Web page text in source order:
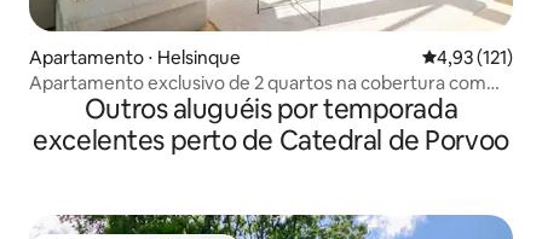
Apartamento ⋅ Helsinque 4,93 de uma
4,93 (121)
Apartamento exclusivo de 2 quartos na cobertura com
sauna, 85 m²Outros aluguéis por temporada
excelentes perto de Catedral de Porvoo